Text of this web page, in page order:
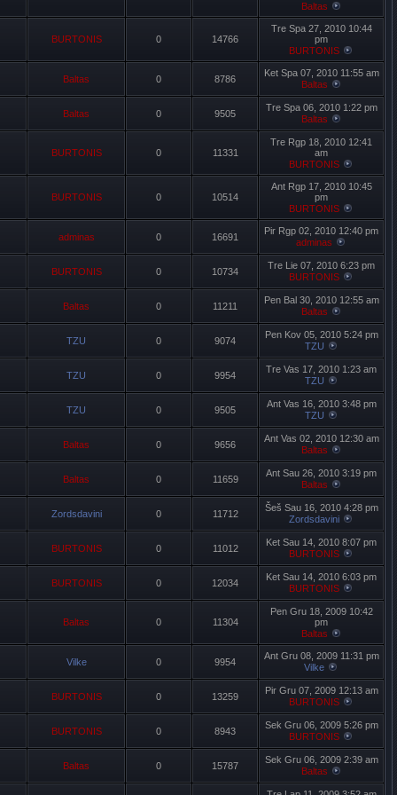
Baltas
BURTONIS 0 14766
Tre Spa 27, 2010 10:44
pm
BURTONIS
Baltas 0 8786
Ket Spa 07, 2010 11:55 am
Baltas
Baltas 0 9505
Tre Spa 06, 2010 1:22 pm
Baltas
BURTONIS 0 11331
Tre Rgp 18, 2010 12:41
am
BURTONIS
BURTONIS 0 10514
Ant Rgp 17, 2010 10:45
pm
BURTONIS
adminas 0 16691
Pir Rgp 02, 2010 12:40 pm
adminas
BURTONIS 0 10734
Tre Lie 07, 2010 6:23 pm
BURTONIS
Baltas 0 11211
Pen Bal 30, 2010 12:55 am
Baltas
TZU 0 9074
Pen Kov 05, 2010 5:24 pm
TZU
TZU 0 9954
Tre Vas 17, 2010 1:23 am
TZU
TZU 0 9505
Ant Vas 16, 2010 3:48 pm
TZU
Baltas 0 9656
Ant Vas 02, 2010 12:30 am
Baltas
Baltas 0 11659
Ant Sau 26, 2010 3:19 pm
Baltas
Zordsdavini 0 11712
Šeš Sau 16, 2010 4:28 pm
Zordsdavini
BURTONIS 0 11012
Ket Sau 14, 2010 8:07 pm
BURTONIS
BURTONIS 0 12034
Ket Sau 14, 2010 6:03 pm
BURTONIS
Baltas 0 11304
Pen Gru 18, 2009 10:42
pm
Baltas
Vilke 0 9954
Ant Gru 08, 2009 11:31 pm
Vilke
BURTONIS 0 13259
Pir Gru 07, 2009 12:13 am
BURTONIS
BURTONIS 0 8943
Sek Gru 06, 2009 5:26 pm
BURTONIS
Baltas 0 15787
Sek Gru 06, 2009 2:39 am
Baltas